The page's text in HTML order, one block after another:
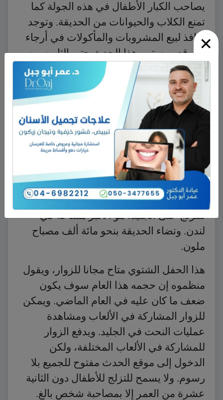
×
يصاحب الكبار الأطفال في هذه الجولة كما
تمنع الكلاب والحيوانات من الحديقة. وتوجد
منافذ لبيع المشروبات والمأكولات في أرجاء
الموقع. ويستمر هذا الحدث حتى الثامن من
ديسمبر ولا يزيد سعر التذكرة على سبعة
جنيهات للكبار وثلاثة جنيهات للأطفال.
أما أكبر أحداث التزلج على الجليد في لندن
أثناء الخريف فهي تقع سنويا في هايد بارك
بداية من يوم 22 نوفمبر، ويطلق على الحدث
اسم «هايد بارك وندرلاند 2013»، ويستمر
حتى الخامس من يناير 2014. الحدث بمثابة
مدينة ملاهٍ شتوية تقام في حديقة هايد بارك
وتشمل عجلة دوارة و«سيرك» ومسطحا
للتزلج على الجليد، هو الأكبر مساحة في
لندن. وتضاء الحديقة بنحو مائة ألف مصباح
ملون.
هذا الحفل الشتوي متاح مجانا للزوار، ويقول
منظموه إن حجمه هذا العام سوف يكون
ضعف ما كان عليه في العام الماضي. ويمكن
للزوار المشاركة في الألعاب ومشاهدة
عمليات النحت في الجليد. ويدفع الزوار
للمشاركة في الألعاب المختلفة، ولكن
الدخول إلى موقع الحدث مفتوح للجميع بلا
رسوم. ولا يسمح للتزلج للأطفال دون الثانية
عشرة من العمر إلا بمصاحبة شخص بالغ.